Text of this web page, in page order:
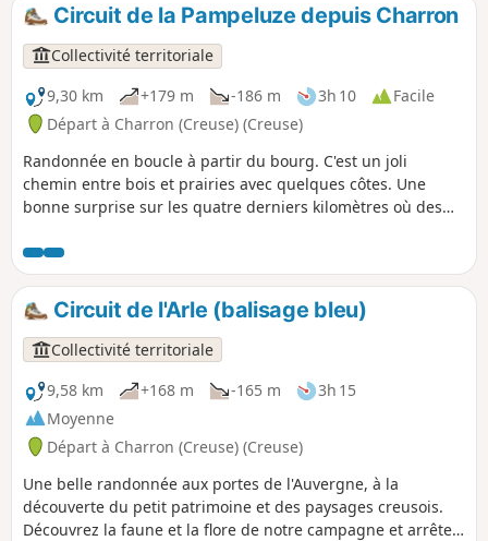
Circuit de la Pampeluze depuis Charron
Collectivité territoriale
9,30 km
+179 m -186 m 3h 10
Facile
Départ à Charron (Creuse) (Creuse)
Randonnée en boucle à partir du bourg. C'est un joli
chemin entre bois et prairies avec quelques côtes. Une
bonne surprise sur les quatre derniers kilomètres où des
Circuit de l'Arle (balisage bleu)
Collectivité territoriale
9,58 km
+168 m -165 m
3h 15
Moyenne
Départ à Charron (Creuse) (Creuse)
Une belle randonnée aux portes de l'Auvergne, à la
découverte du petit patrimoine et des paysages creusois.
Découvrez la faune et la flore de notre campagne et arrêtez-